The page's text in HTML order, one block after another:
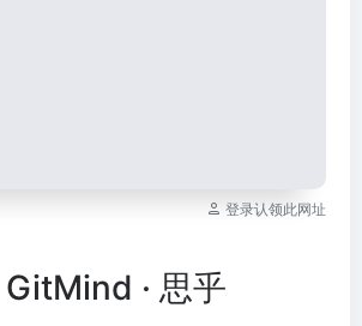
登录认领此网址
GitMind · 思乎